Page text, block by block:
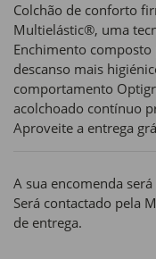
Colchão de conforto
Multielástic®, uma
Enchimento
descanso mais
comportamento
acolchoado contínuo
Aproveite a entrega
A sua encomenda
Será contactado pela
de entrega.